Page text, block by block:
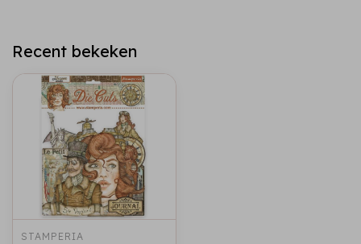
Recent bekeken
STAMPERIA